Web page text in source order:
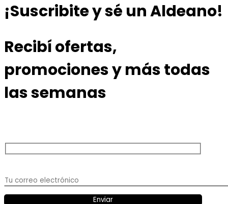
¡Suscribite y sé un Aldeano!
Recibí ofertas,
promociones y más todas
las semanas